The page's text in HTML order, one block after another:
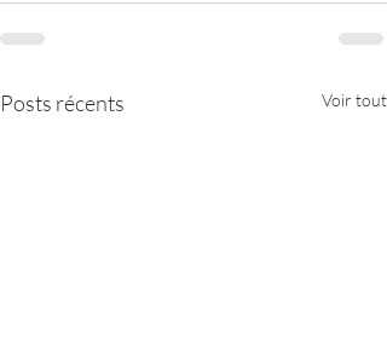
Posts récents Voir tout